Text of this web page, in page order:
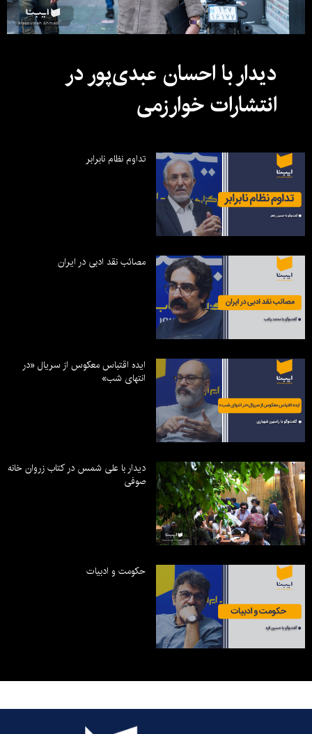
دیدار با احسان عبدی‌پور در
انتشارات خوارزمی
تداوم نظام نابرابر
مصائب نقد ادبی در ایران
ایده اقتباس معکوس از سریال «در
انتهای شب»
دیدار با علی شمس در کتاب زروان خانه
صوفی
حکومت و ادبیات